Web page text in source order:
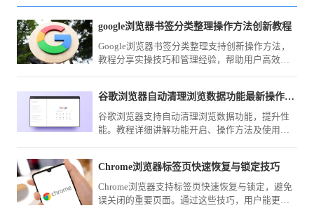
google浏览器书签分类整理操作方法创新教程
Google浏览器书签分类整理支持创新操作方法，
教程分享实操技巧和管理经验，帮助用户高效整
谷歌浏览器自动清理浏览数据功能最新操作教程
谷歌浏览器支持自动清理浏览数据功能，提升性
能。教程详细讲解功能开启、操作方法及使用技
Chrome浏览器标签页快速恢复与锁定技巧
Chrome浏览器支持标签页快速恢复与锁定，避免
误关闭的重要页面。通过这些技巧，用户能更好